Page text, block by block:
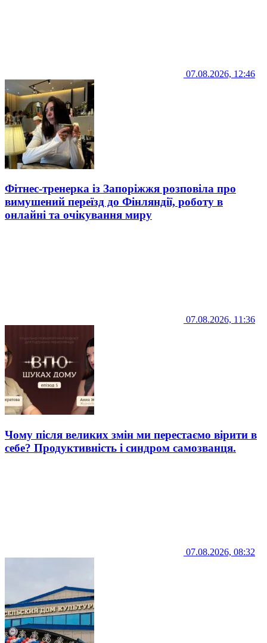
07.08.2026, 12:46
Фітнес-тренерка із Запоріжжя розповіла про
вимушений переїзд до Фінляндії, роботу в
онлайні та очікування миру
07.08.2026, 11:36
Чому після великих змін ми перестаємо вірити в
себе? Продуктивність і синдром самозванця.
07.08.2026, 08:32